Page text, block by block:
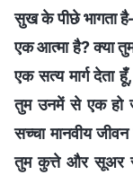
सुख के पीछे भागता
एक आत्मा है? क्या
एक सत्य मार्ग देता
तुम उनमें से एक हो
सच्चा मानवीय
तुम कुत्ते और सूअर